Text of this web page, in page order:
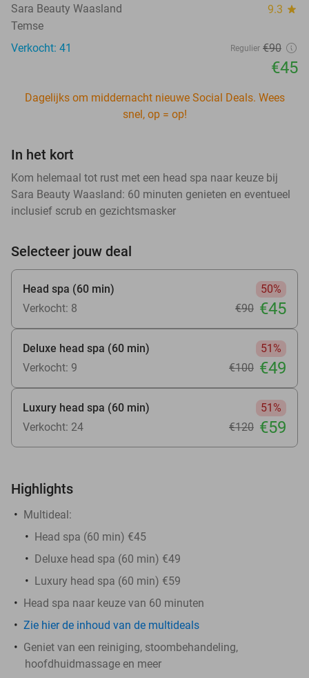
Sara Beauty Waasland 9.3 star
Temse
Verkocht: 41
Regulier €90
€45
Dagelijks om middernacht nieuwe Social Deals. Wees
snel, op = op!
In het kort
Kom helemaal tot rust met een head spa naar keuze bij
Sara Beauty Waasland: 60 minuten genieten en eventueel
inclusief scrub en gezichtsmasker
Selecteer jouw deal
Head spa (60 min)
50%
Verkocht: 8
€90 €45
Deluxe head spa (60 min)
51%
Verkocht: 9
€100 €49
Luxury head spa (60 min)
51%
Verkocht: 24
€120 €59
Highlights
Multideal:
Head spa (60 min) €45
Deluxe head spa (60 min) €49
Luxury head spa (60 min) €59
Head spa naar keuze van 60 minuten
Zie hier de inhoud van de multideals
Geniet van een reiniging, stoombehandeling,
hoofdhuidmassage en meer